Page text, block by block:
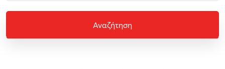
Αναζήτηση